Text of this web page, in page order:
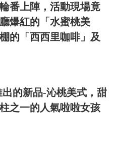
番上陣，活動現場竟
爆紅的「水蜜桃美
的「西西里咖啡」及
出的新品-沁桃美式，甜
之一的人氣啦啦女孩